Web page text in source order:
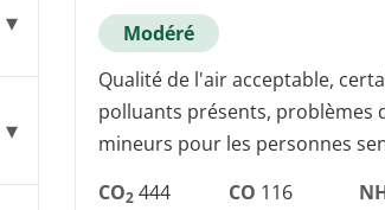
Modéré
Qualité de l'air acceptable,
polluants présents, problèmes
mineurs pour les personnes
CO2 444 CO 116